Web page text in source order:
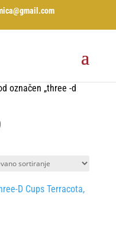
označen „three -d